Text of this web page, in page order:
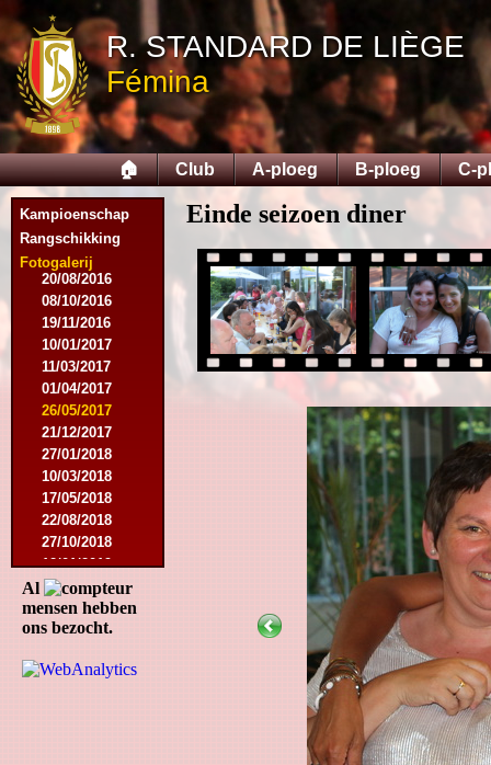
R. STANDARD DE LIÈGE
Fémina
🏠 Club A-ploeg B-ploeg C-
Kampioenschap
Rangschikking
Fotogalerij
10/10/2015
05/12/2015
12/12/2015
09/02/2016
27/02/2016
09/03/2016
12/03/2016
19/03/2016
16/04/2016
21/05/2016
27/05/2016
09/08/2016
20/08/2016
08/10/2016
19/11/2016
10/01/2017
11/03/2017
01/04/2017
26/05/2017
21/12/2017
27/01/2018
10/03/2018
17/05/2018
22/08/2018
27/10/2018
12/01/2019
23/11/2019
Al
mensen hebben
ons bezocht.
Einde seizoen diner